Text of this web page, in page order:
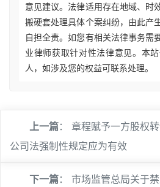
意见建议。法律适用存在地域、时
搬硬套处理具体个案纠纷，由此产
自担全责。如您有相关法律事务需
业律师获取针对性法律意见。本
人，如涉及您的权益可联系处理。
上一篇： 章程赋予一方股权
公司法强制性规定应为有效
下一篇： 市场监管总局关于